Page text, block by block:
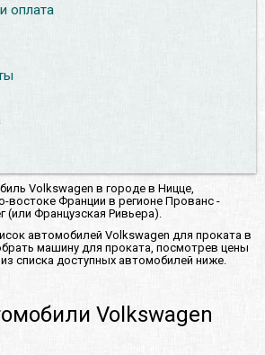
оплата
Volkswagen в городе в Ницце,
востоке Франции в регионе Прованс -
(или Французская Ривьера).
автомобилей Volkswagen для проката в
машину для проката, посмотрев цены
списка доступных автомобилей ниже.
Volkswagen